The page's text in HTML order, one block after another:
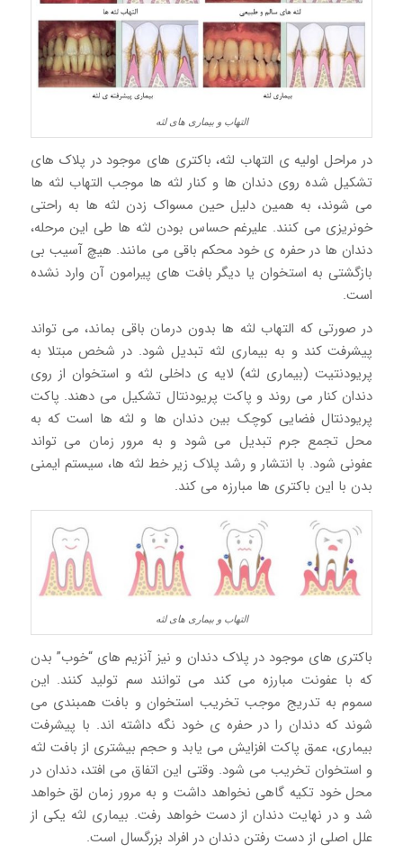
التهاب و بیماری های لثه
در مراحل اولیه ی التهاب لثه، باکتری های موجود در پلاک های
تشکیل شده روی دندان ها و کنار لثه ها موجب التهاب لثه ها
می شوند، به همین دلیل حین مسواک زدن لثه ها به راحتی
خونریزی می کنند. علیرغم حساس بودن لثه ها طی این مرحله،
دندان ها در حفره ی خود محکم باقی می مانند. هیچ آسیب بی
بازگشتی به استخوان یا دیگر بافت های پیرامون آن وارد نشده
است.
در صورتی که التهاب لثه ها بدون درمان باقی بماند، می تواند
پیشرفت کند و به بیماری لثه تبدیل شود. در شخص مبتلا به
پریودنتیت (بیماری لثه) لایه ی داخلی لثه و استخوان از روی
دندان کنار می روند و پاکت پریودنتال تشکیل می دهند. پاکت
پریودنتال فضایی کوچک بین دندان ها و لثه ها است که به
محل تجمع جرم تبدیل می شود و به مرور زمان می تواند
عفونی شود. با انتشار و رشد پلاک زیر خط لثه ها، سیستم ایمنی
بدن با این باکتری ها مبارزه می کند.
التهاب و بیماری های لثه
باکتری های موجود در پلاک دندان و نیز آنزیم های “خوب” بدن
که با عفونت مبارزه می کند می توانند سم تولید کنند. این
سموم به تدریج موجب تخریب استخوان و بافت همبندی می
شوند که دندان را در حفره ی خود نگه داشته اند. با پیشرفت
بیماری، عمق پاکت افزایش می یابد و حجم بیشتری از بافت لثه
و استخوان تخریب می شود. وقتی این اتفاق می افتد، دندان در
محل خود تکیه گاهی نخواهد داشت و به مرور زمان لق خواهد
شد و در نهایت دندان از دست خواهد رفت. بیماری لثه یکی از
علل اصلی از دست رفتن دندان در افراد بزرگسال است.